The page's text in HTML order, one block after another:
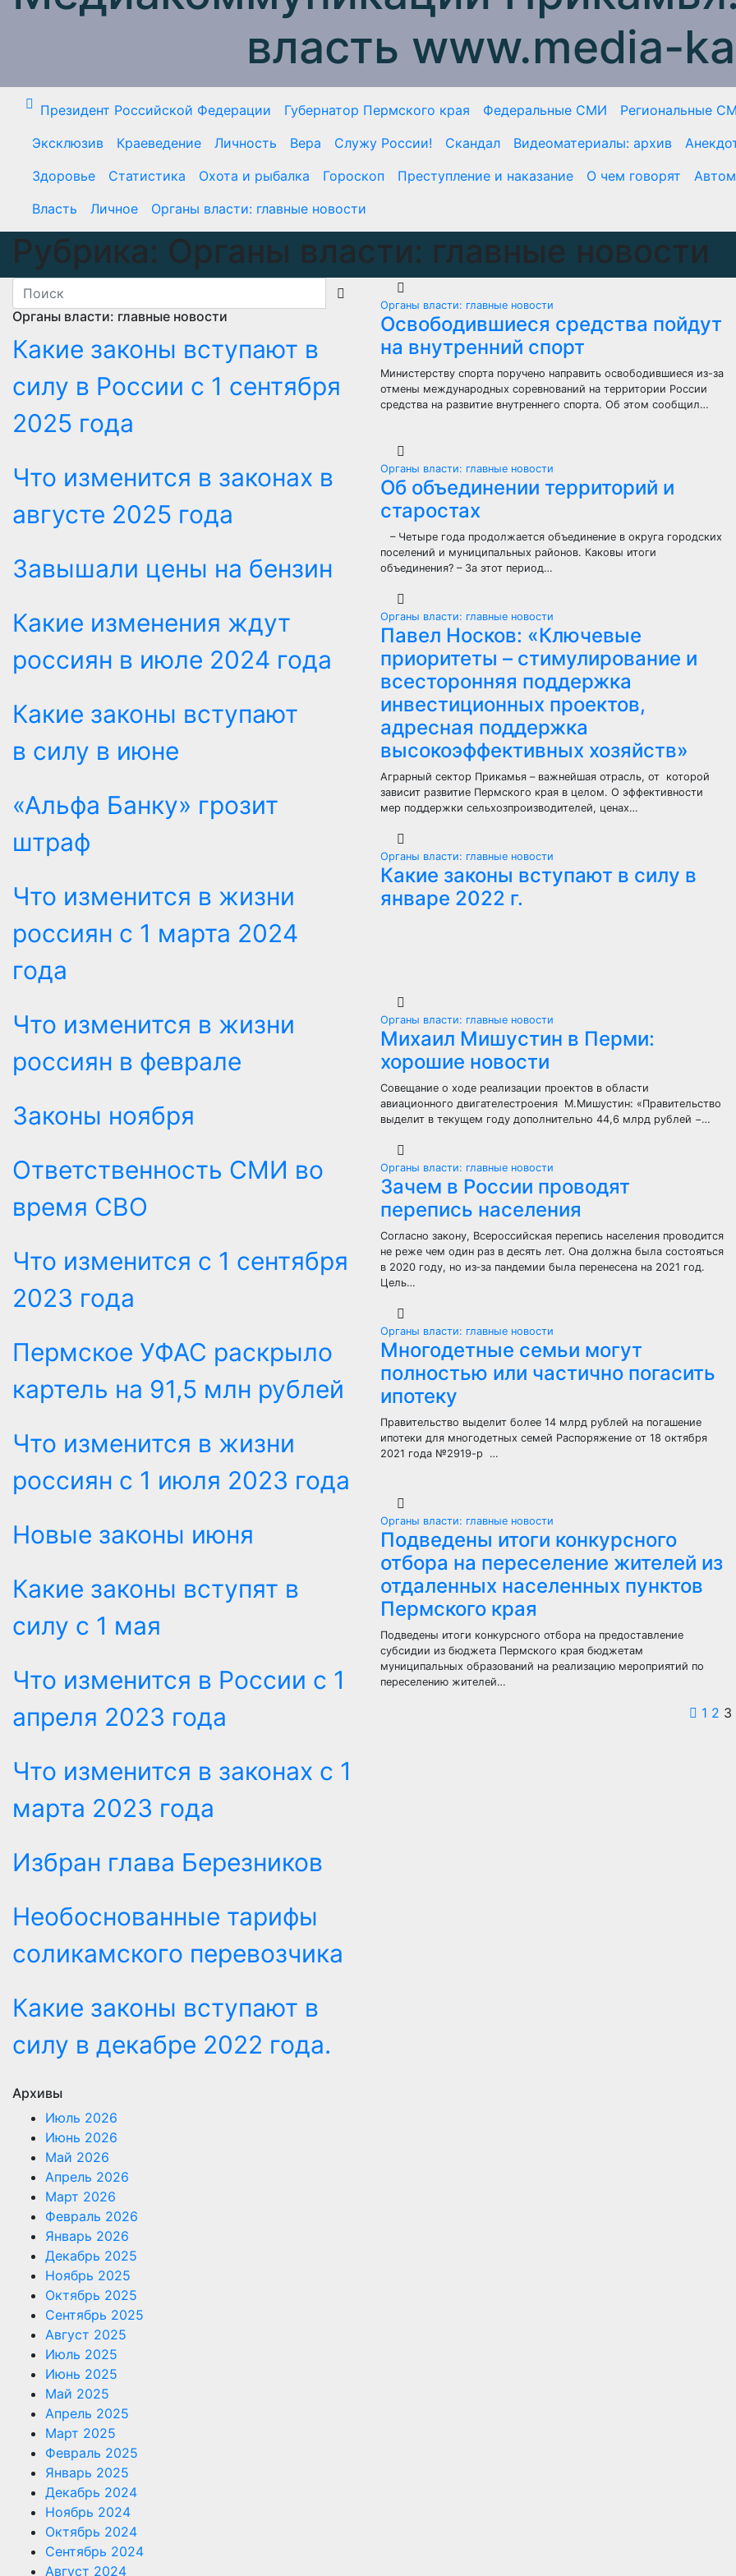
власть www.media-
Президент Российской Федерации Губернатор Пермского края Федеральные СМИ Региональные
Эксклюзив
Краеведение Личность Вера Служу России! Скандал Видеоматериалы: архив
Здоровье
Статистика Охота и рыбалка Гороскоп Преступление и наказание О чем говорят
Власть
Личное Органы власти: главные новости
Рубрика: Органы власти: главные новости
Органы власти: главные новости
Какие законы вступают в
силу в России с 1 сентября
2025 года
Что изменится в законах в
августе 2025 года
Завышали цены на бензин
Какие изменения ждут
россиян в июле 2024 года
Какие законы вступают
в силу в июне
«Альфа Банку» грозит
штраф
Что изменится в жизни
россиян с 1 марта 2024
года
Что изменится в жизни
россиян в феврале
Законы ноября
Ответственность СМИ во
время СВО
Что изменится с 1 сентября
2023 года
Пермское УФАС раскрыло
картель на 91,5 млн рублей
Что изменится в жизни
россиян с 1 июля 2023 года
Новые законы июня
Какие законы вступят в
силу с 1 мая
Что изменится в России с 1
апреля 2023 года
Что изменится в законах с 1
марта 2023 года
Избран глава Березников
Необоснованные тарифы
соликамского перевозчика
Какие законы вступают в
силу в декабре 2022 года.
Архивы
Июль 2026
Июнь 2026
Май 2026
Апрель 2026
Март 2026
Февраль 2026
Январь 2026
Декабрь 2025
Ноябрь 2025
Октябрь 2025
Сентябрь 2025
Август 2025
Июль 2025
Июнь 2025
Май 2025
Апрель 2025
Март 2025
Февраль 2025
Январь 2025
Декабрь 2024
Ноябрь 2024
Октябрь 2024
Сентябрь 2024
Август 2024
Органы власти: главные новости
Освободившиеся средства пойдут
на внутренний спорт
Министерству спорта поручено направить освободившиеся из-за
отмены международных соревнований на территории России
средства на развитие внутреннего спорта. Об этом сообщил…
Органы власти: главные новости
Об объединении территорий и
старостах
– Четыре года продолжается объединение в округа городских
поселений и муниципальных районов. Каковы итоги
объединения? – За этот период…
Органы власти: главные новости
Павел Носков: «Ключевые
приоритеты – стимулирование и
всесторонняя поддержка
инвестиционных проектов,
адресная поддержка
высокоэффективных хозяйств»
Аграрный сектор Прикамья – важнейшая отрасль, от которой
зависит развитие Пермского края в целом. О эффективности
мер поддержки сельхозпроизводителей, ценах…
Органы власти: главные новости
Какие законы вступают в силу в
январе 2022 г.
Органы власти: главные новости
Михаил Мишустин в Перми:
хорошие новости
Совещание о ходе реализации проектов в области
авиационного двигателестроения М.Мишустин: «Правительство
выделит в текущем году дополнительно 44,6 млрд рублей −…
Органы власти: главные новости
Зачем в России проводят
перепись населения
Согласно закону, Всероссийская перепись населения проводится
не реже чем один раз в десять лет. Она должна была состояться
в 2020 году, но из‑за пандемии была перенесена на 2021 год.
Цель…
Органы власти: главные новости
Многодетные семьи могут
полностью или частично погасить
ипотеку
Правительство выделит более 14 млрд рублей на погашение
ипотеки для многодетных семей Распоряжение от 18 октября
2021 года №2919-р …
Органы власти: главные новости
Подведены итоги конкурсного
отбора на переселение жителей из
отдаленных населенных пунктов
Пермского края
Подведены итоги конкурсного отбора на предоставление
субсидии из бюджета Пермского края бюджетам
муниципальных образований на реализацию мероприятий по
переселению жителей…
1 2 3